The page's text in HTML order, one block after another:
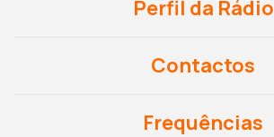
Perfil da Rádio
Contactos
Frequências